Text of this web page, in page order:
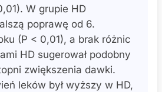
W grupie HD
poprawę od 6.
(P < 0,01), a brak różnic
HD sugerował podobny
zwiększenia dawki.
leków był wyższy w HD,